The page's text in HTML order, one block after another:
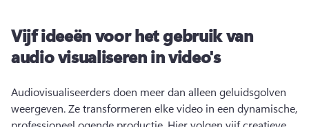
Vijf ideeën voor het gebruik van
audio visualiseren in video's
Audiovisualiseerders doen meer dan alleen geluidsgolven
weergeven. Ze transformeren elke video in een dynamische,